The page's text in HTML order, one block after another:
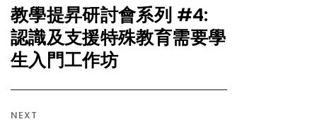
教學提昇研討會系列 #4:
認識及支援特殊教育需要學
生入門工作坊
NEXT